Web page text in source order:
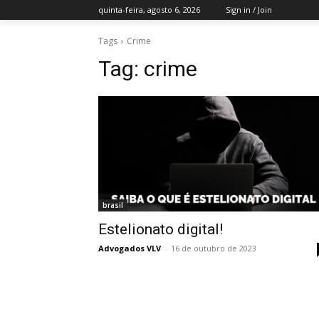
quinta-feira, agosto 6, 2026 Sign in / Join
Tags Crime
Tag: crime
brasil
Estelionato digital!
Advogados VLV - 16 de outubro de 2023